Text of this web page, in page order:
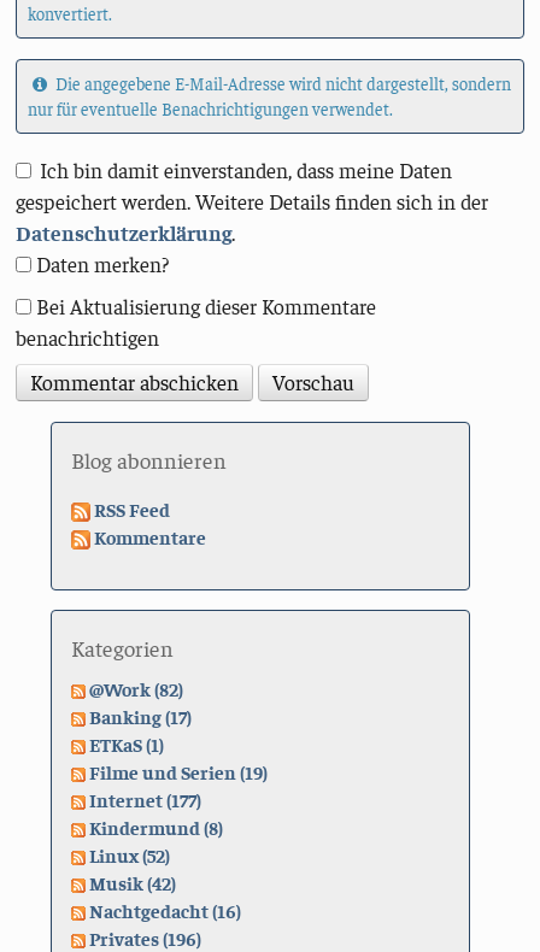
konvertiert.
Die angegebene E-Mail-Adresse wird nicht dargestellt, sondern
nur für eventuelle Benachrichtigungen verwendet.
Ich bin damit einverstanden, dass meine Daten
gespeichert werden. Weitere Details finden sich in der
Datenschutzerklärung.
Daten merken?
Bei Aktualisierung dieser Kommentare
benachrichtigen
Blog abonnieren
RSS Feed
Kommentare
Kategorien
@Work (82)
Banking (17)
ETKaS (1)
Filme und Serien (19)
Internet (177)
Kindermund (8)
Linux (52)
Musik (42)
Nachtgedacht (16)
Privates (196)